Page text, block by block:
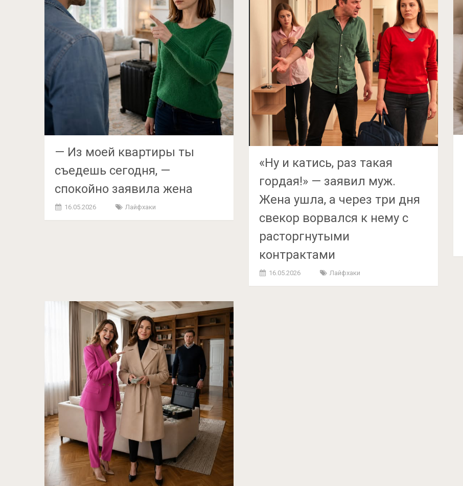
— Из моей квартиры ты
съедешь сегодня, —
спокойно заявила жена
16.05.2026 Лайфхаки
«Ну и катись, раз такая
гордая!» — заявил муж.
Жена ушла, а через три дня
свекор ворвался к нему с
расторгнутыми
контрактами
16.05.2026 Лайфхаки